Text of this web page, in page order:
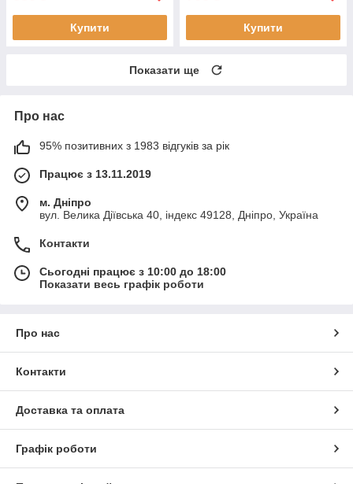
Купити Купити
Показати ще
Про нас
95% позитивних з 1983 відгуків за рік
Працює з 13.11.2019
м. Дніпро
вул. Велика Діївська 40, індекс 49128, Дніпро, Україна
Контакти
Сьогодні працює з 10:00 до 18:00
Показати весь графік роботи
Про нас
Контакти
Доставка та оплата
Графік роботи